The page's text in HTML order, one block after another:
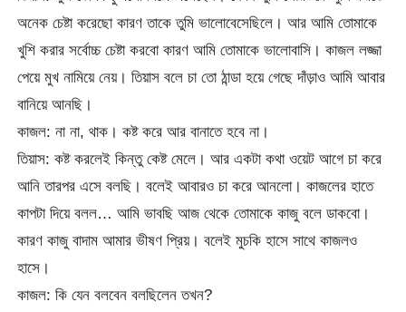
অনেক চেষ্টা করেছো কারণ তাকে তুমি ভালোবেসেছিলে। আর আমি তোমাকে
খুশি করার সর্বোচ্চ চেষ্টা করবো কারণ আমি তোমাকে ভালোবাসি। কাজল লজ্জা
পেয়ে মুখ নামিয়ে নেয়। তিয়াস বলে চা তো ঠান্ডা হয়ে গেছে দাঁড়াও আমি আবার
বানিয়ে আনছি।
কাজল: না না, থাক। কষ্ট করে আর বানাতে হবে না।
তিয়াস: কষ্ট করলেই কিন্তু কেষ্ট মেলে। আর একটা কথা ওয়েট আগে চা করে
আনি তারপর এসে বলছি। বলেই আবারও চা করে আনলো। কাজলের হাতে
কাপটা দিয়ে বলল… আমি ভাবছি আজ থেকে তোমাকে কাজু বলে ডাকবো।
কারণ কাজু বাদাম আমার ভীষণ প্রিয়। বলেই মুচকি হাসে সাথে কাজলও
হাসে।
কাজল: কি যেন বলবেন বলছিলেন তখন?